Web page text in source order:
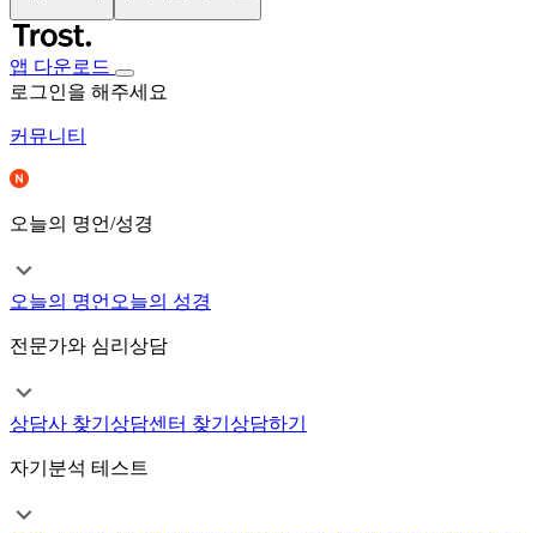
앱 다운로드
로그인을 해주세요
커뮤니티
오늘의 명언/성경
오늘의 명언 오늘의 성경
전문가와 심리상담
상담사 찾기 상담센터 찾기 상담하기
자기분석 테스트